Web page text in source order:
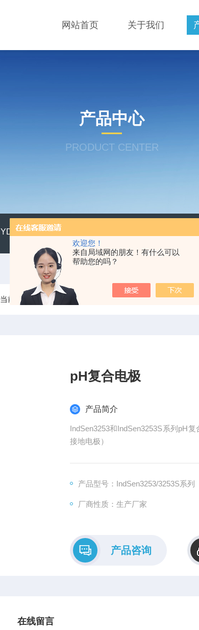
欢迎您！
来自局域网的朋友！有什么可以
帮助您的吗？
网站首页 关于我们
产品中心
PRODUCT CENTER
YD300便携式水质硬度仪
当前位置： 首页 产品中心 IndSen®工业在线电极
pH复合电极
产品简介
IndSen3253和IndSen3253S系列pH
接地电极）
产品型号：IndSen3253/3253S系列
厂商性质：生产厂家
产品咨询
在线留言